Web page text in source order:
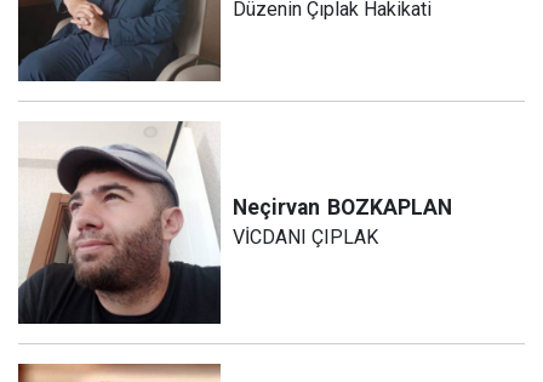
Düzenin Çıplak Hakikati
Neçirvan BOZKAPLAN
VİCDANI ÇIPLAK